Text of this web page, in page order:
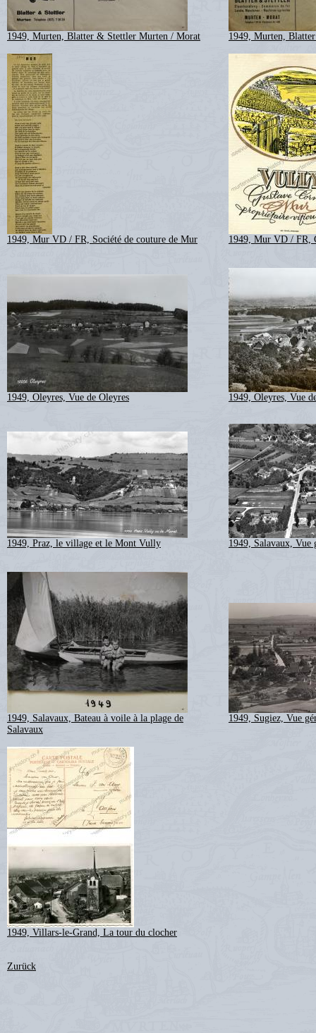
1949, Murten, Blatter & Stettler Murten / Morat 1949, Murten,
1949, Mur VD / FR, Société de couture de Mur 1949, Mur VD / FR,
1949, Oleyres, Vue de Oleyres 1949, Oleyres, Vue
1949, Praz, le village et le Mont Vully 1949, Salavaux, Vue
1949, Salavaux, Bateau à voile à la plage de
Salavaux
1949, Sugiez, Vue
1949, Villars-le-Grand, La tour du clocher
Zurück